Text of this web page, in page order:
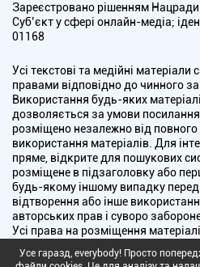
Зареєстровано рішенням
Cуб’єкт у сфері онлайн-медіа;
01168
Усі текстові та медійні
правами відповідно до чинного
Використання будь-яких
дозволяється за умови
розміщено незалежно від повного
використання матеріалів. Для
пряме, відкрите для пошукових
розміщене в підзаголовку або
будь-якому іншому випадку
відтворення або інше
авторських прав і суворо
Усі права на розміщення
радою України з питань
Усе гаразд, everybody! Просто